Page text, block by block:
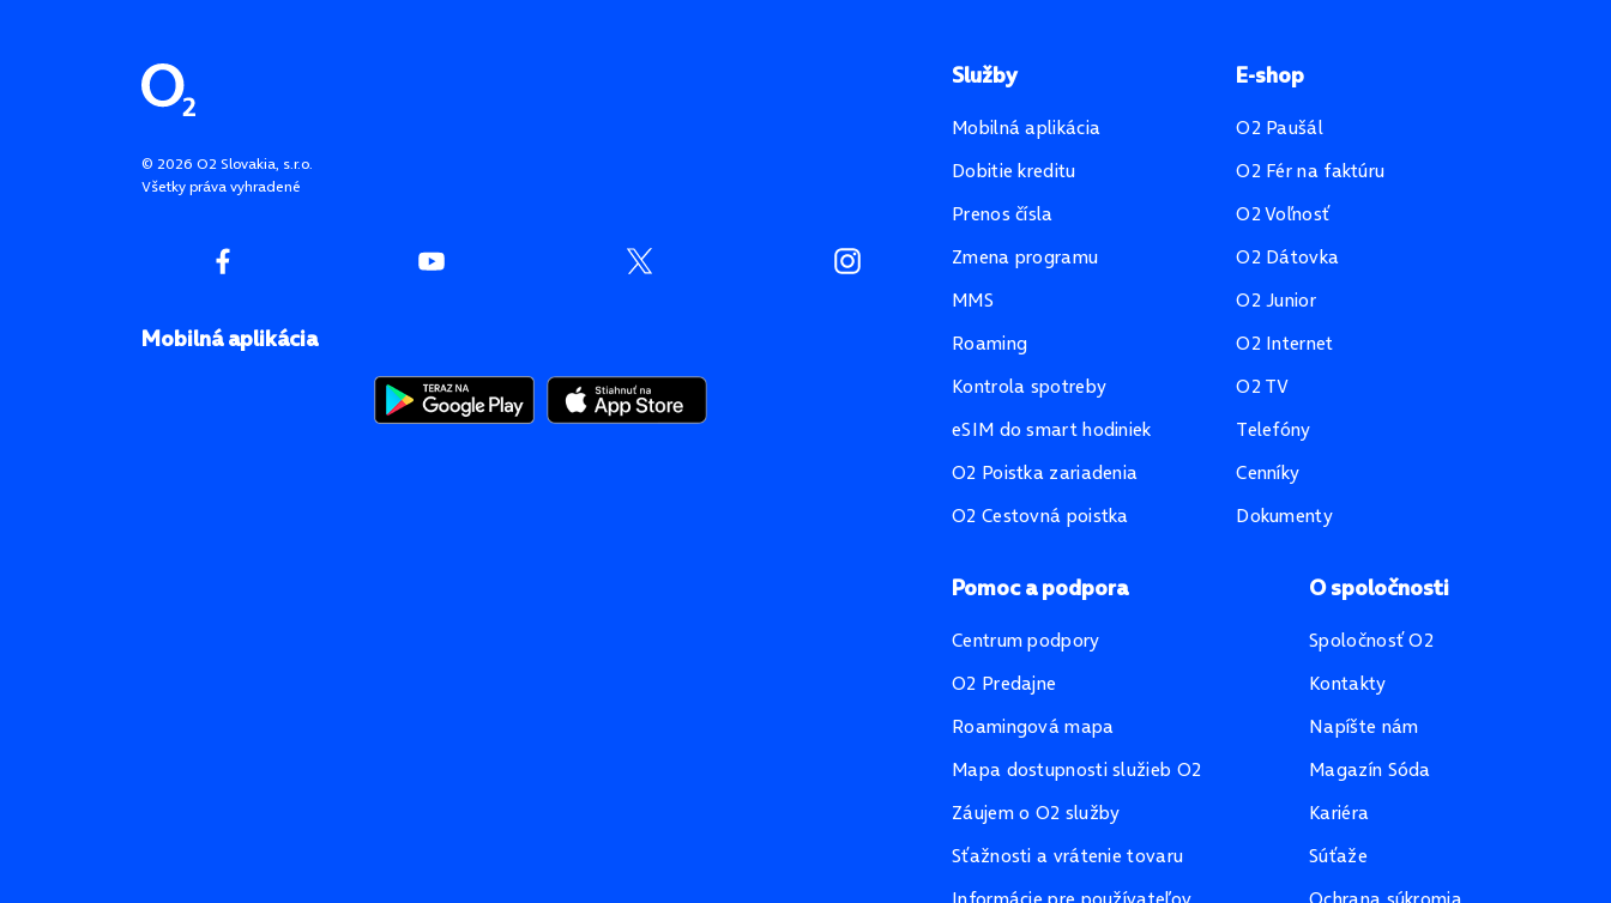
Pätička stránky
© 2026 O2 Slovakia, s.r.o.
Všetky práva vyhradené
Mobilná aplikácia
Služby
Mobilná aplikácia
Dobitie kreditu
Prenos čísla
Zmena programu
MMS
Roaming
Kontrola spotreby
eSIM do smart hodiniek
O2 Poistka zariadenia
O2 Cestovná poistka
E-shop
O2 Paušál
O2 Fér na faktúru
O2 Voľnosť
O2 Dátovka
O2 Junior
O2 Internet
O2 TV
Telefóny
Cenníky
Dokumenty
Pomoc a podpora
Centrum podpory
O2 Predajne
Roamingová mapa
Mapa dostupnosti služieb O2
Záujem o O2 služby
Sťažnosti a vrátenie tovaru
O spoločnosti
Spoločnosť O2
Kontakty
Napíšte nám
Magazín Sóda
Kariéra
Súťaže